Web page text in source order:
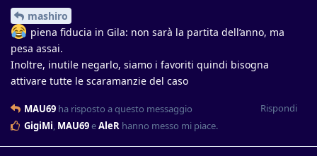
mashiro
piena fiducia in Gila: non sarà la partita dell’anno, ma
pesa assai.
Inoltre, inutile negarlo, siamo i favoriti quindi bisogna
attivare tutte le scaramanzie del caso
Rispondi
MAU69 ha risposto a questo messaggio
GigiMi MAU69eAleR hanno messo mi piace.